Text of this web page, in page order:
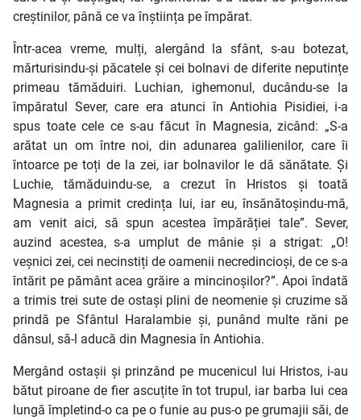
creștinilor, până ce va înștiința pe împărat.
Într-acea vreme, mulți, alergând la sfânt, s-au botezat,
mărturisindu-și păcatele și cei bolnavi de diferite neputințe
primeau tămăduiri. Luchian, ighemonul, ducându-se la
împăratul Sever, care era atunci în Antiohia Pisidiei, i-a
spus toate cele ce s-au făcut în Magnesia, zicând: „S-a
arătat un om între noi, din adunarea galilienilor, care îi
întoarce pe toți de la zei, iar bolnavilor le dă sănătate. Și
Luchie, tămăduindu-se, a crezut în Hristos și toată
Magnesia a primit credința lui, iar eu, însănătoșindu-mă,
am venit aici, să spun acestea împărăției tale”. Sever,
auzind acestea, s-a umplut de mânie și a strigat: „O!
veșnici zei, cei necinstiți de oamenii necredincioși, de ce s-a
întărit pe pământ acea grăire a mincinoșilor?”. Apoi îndată
a trimis trei sute de ostași plini de neomenie și cruzime să
prindă pe Sfântul Haralambie și, punând multe răni pe
dânsul, să-l aducă din Magnesia în Antiohia.
Mergând ostașii și prinzând pe mucenicul lui Hristos, i-au
bătut piroane de fier ascuțite în tot trupul, iar barba lui cea
lungă împletind-o ca pe o funie au pus-o pe grumajii săi, de